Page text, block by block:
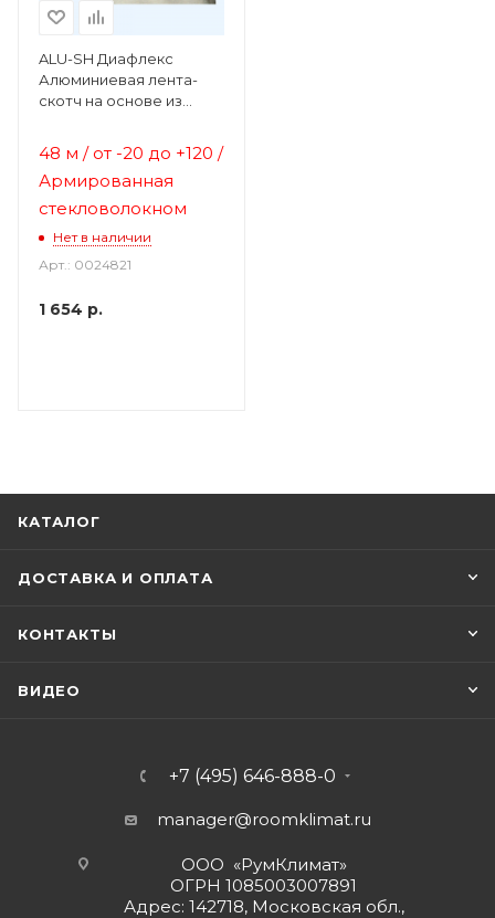
ALU-SH Диафлекс
Алюминиевая лента-
скотч на основе из
48 м / от -20 до +120 /
Армированная
стекловолокном
Нет в наличии
Арт.: 0024821
1 654 р.
КАТАЛОГ
ДОСТАВКА И ОПЛАТА
КОНТАКТЫ
ВИДЕО
+7 (495) 646-888-0
manager@roomklimat.ru
ООО «РумКлимат»
ОГРН 1085003007891
Адрес: 142718, Московская обл.,